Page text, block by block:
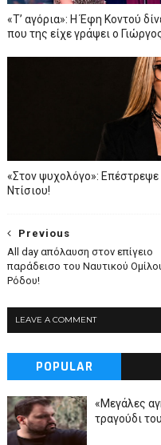
«Τ’ αγόρια»: Η Έφη Κοντού
που της είχε γράψει ο
«Στον ψυχολόγο»: Επέστρεψε
Ντίσιου!
Previous
All day απόλαυση στον επίγειο
παράδεισο του Ναυτικού
Ρόδου!
LEAVE A COMMENT
POPULAR
«Μεγάλες
τραγούδι